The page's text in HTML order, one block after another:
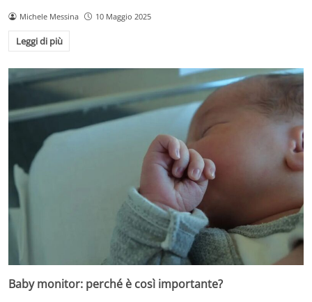
Michele Messina 10 Maggio 2025
Leggi di più
Baby monitor: perché è così importante?